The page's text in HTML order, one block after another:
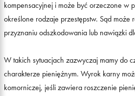
kompensacyjnej i może być orzeczone w
określone rodzaje przestępstw. Sąd może
przyznaniu odszkodowania lub nawiązki
W takich sytuacjach zazwyczaj mamy do
charakterze pieniężnym. Wyrok karny
komorniczej, jeśli zawiera roszczenie